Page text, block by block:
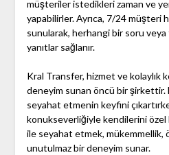
müşteriler istedikleri zaman ve
yapabilirler. Ayrıca, 7/24 müşteri
sunularak, herhangi bir soru veya
yanıtlar sağlanır.
Kral Transfer, hizmet ve kolaylık
deneyim sunan öncü bir şirkettir.
seyahat etmenin keyfini
konukseverliğiyle kendilerini
ile seyahat etmek, mükemmellik,
unutulmaz bir deneyim sunar.